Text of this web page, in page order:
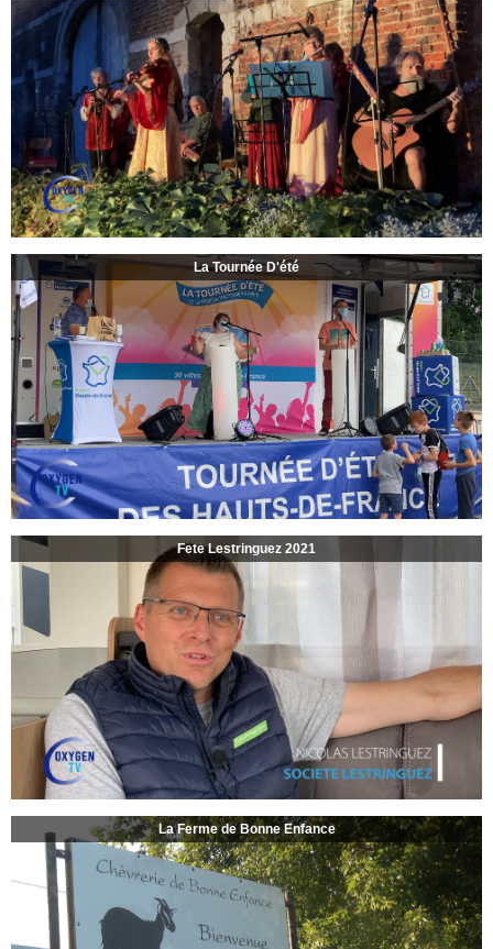
La Tournée D'été
Fete Lestringuez 2021
La Ferme de Bonne Enfance